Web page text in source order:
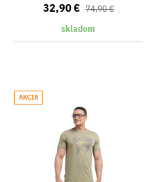
32,90 € 74,90 €
skladom
AKCIA